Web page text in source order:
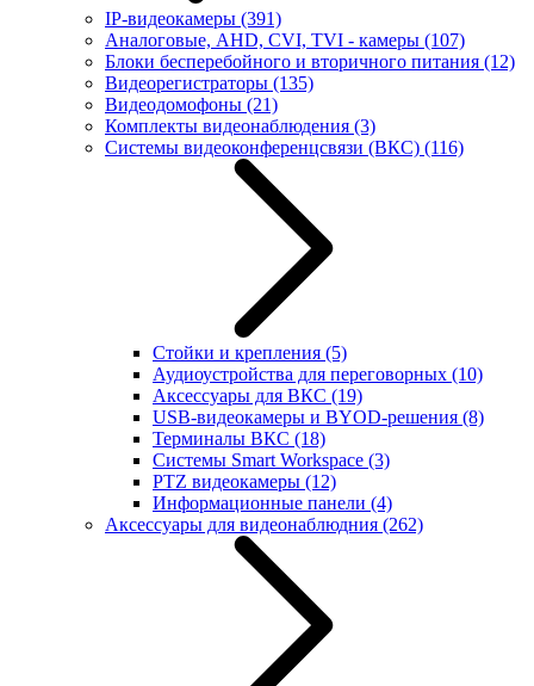
IP-видеокамеры (391)
Аналоговые, AHD, CVI, TVI - камеры (107)
Блоки бесперебойного и вторичного питания (12)
Видеорегистраторы (135)
Видеодомофоны (21)
Комплекты видеонаблюдения (3)
Системы видеоконференцсвязи (ВКС) (116)
Стойки и крепления (5)
Аудиоустройства для переговорных (10)
Аксессуары для ВКС (19)
USB-видеокамеры и BYOD-решения (8)
Терминалы ВКС (18)
Системы Smart Workspace (3)
PTZ видеокамеры (12)
Информационные панели (4)
Аксессуары для видеонаблюдния (262)